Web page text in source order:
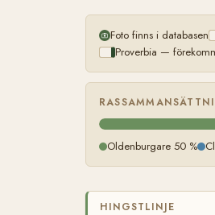
Foto finns i databasen
Proverbia —
Oldenburgare 50 %
HINGSTLINJE